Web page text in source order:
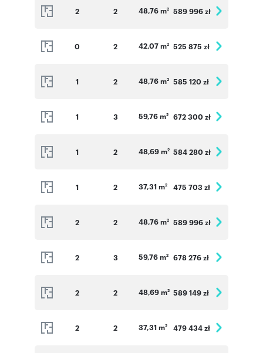
2 2 48,76 m2 589 996 zł
0 2 42,07 m2 525 875 zł
1 2 48,76 m2 585 120 zł
1 3 59,76 m2 672 300 zł
1 2 48,69 m2 584 280 zł
1 2 37,31 m2 475 703 zł
2 2 48,76 m2 589 996 zł
2 3 59,76 m2 678 276 zł
2 2 48,69 m2 589 149 zł
2 2 37,31 m2 479 434 zł